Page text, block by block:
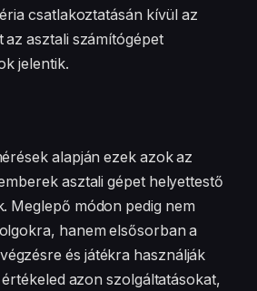
csatlakoztatásán kívül az
az asztali számítógépet
jelentik.
alapján ezek azok az
asztali gépet helyettestő
Meglepő módon pedig nem
hanem elsősorban a
és játékra használják
azon szolgáltatásokat,